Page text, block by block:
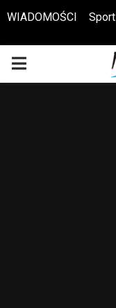
Otwórz pasek narzędzi
WIADOMOŚCI Sport
PRIMARY